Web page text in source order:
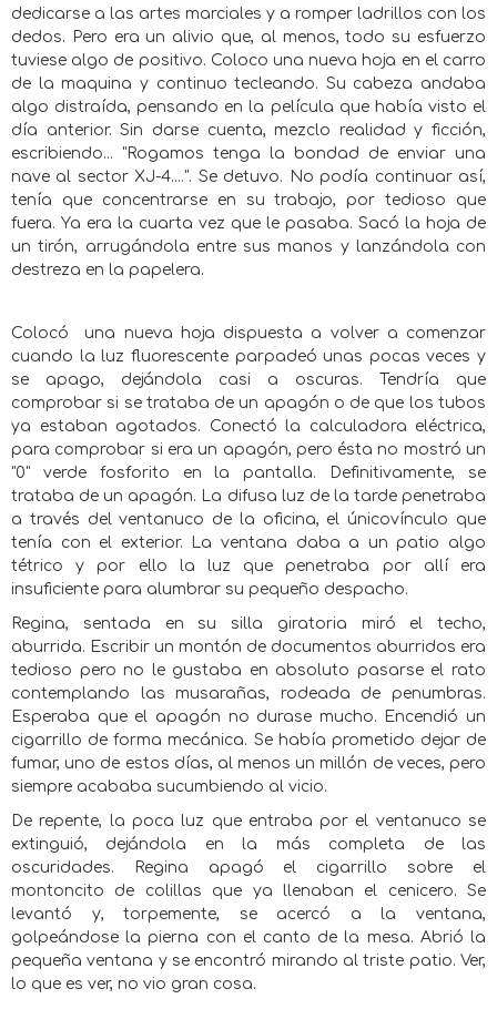
dedicarse a las artes marciales y a romper ladrillos con los
dedos. Pero era un alivio que, al menos, todo su esfuerzo
tuviese algo de positivo. Coloco una nueva hoja en el carro
de la maquina y continuo tecleando. Su cabeza andaba
algo distraída, pensando en la película que había visto el
día anterior. Sin darse cuenta, mezclo realidad y ficción,
escribiendo... "Rogamos tenga la bondad de enviar una
nave al sector XJ-4....". Se detuvo. No podía continuar así,
tenía que concentrarse en su trabajo, por tedioso que
fuera. Ya era la cuarta vez que le pasaba. Sacó la hoja de
un tirón, arrugándola entre sus manos y lanzándola con
destreza en la papelera.
Colocó una nueva hoja dispuesta a volver a comenzar
cuando la luz fluorescente parpadeó unas pocas veces y
se apago, dejándola casi a oscuras. Tendría que
comprobar si se trataba de un apagón o de que los tubos
ya estaban agotados. Conectó la calculadora eléctrica,
para comprobar si era un apagón, pero ésta no mostró un
"0" verde fosforito en la pantalla. Definitivamente, se
trataba de un apagón. La difusa luz de la tarde penetraba
a través del ventanuco de la oficina, el únicovínculo que
tenía con el exterior. La ventana daba a un patio algo
tétrico y por ello la luz que penetraba por allí era
insuficiente para alumbrar su pequeño despacho.
Regina, sentada en su silla giratoria miró el techo,
aburrida. Escribir un montón de documentos aburridos era
tedioso pero no le gustaba en absoluto pasarse el rato
contemplando las musarañas, rodeada de penumbras.
Esperaba que el apagón no durase mucho. Encendió un
cigarrillo de forma mecánica. Se había prometido dejar de
fumar, uno de estos días, al menos un millón de veces, pero
siempre acababa sucumbiendo al vicio.
De repente, la poca luz que entraba por el ventanuco se
extinguió, dejándola en la más completa de las
oscuridades. Regina apagó el cigarrillo sobre el
montoncito de colillas que ya llenaban el cenicero. Se
levantó y, torpemente, se acercó a la ventana,
golpeándose la pierna con el canto de la mesa. Abrió la
pequeña ventana y se encontró mirando al triste patio. Ver,
lo que es ver, no vio gran cosa.